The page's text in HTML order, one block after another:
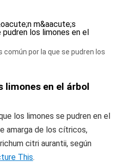
común por la que se pudren los
limones en el árbol
los limones se pudren en el
amarga de los cítricos,
citri aurantii, según
This.